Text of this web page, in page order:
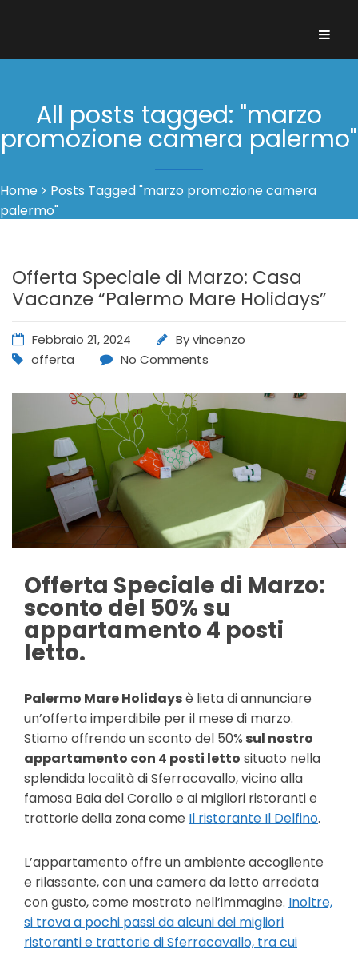
All posts tagged: "marzo
promozione camera palermo"
Home
Posts Tagged "marzo promozione camera
palermo"
Offerta Speciale di Marzo: Casa
Vacanze “Palermo Mare Holidays”
Febbraio 21, 2024 Byvincenzo
offerta
No Comments
Offerta Speciale di Marzo:
sconto del 50% su
appartamento 4 posti
letto.
Palermo Mare Holidaysè lieta di annunciare
un’offerta imperdibile per il mese di marzo.
Stiamo offrendo unsconto del 50% sul nostro
appartamento con 4 posti letto situato nella
splendida località diSferracavallo, vicino alla
famosa Baia del Corallo e ai migliori ristoranti e
trattorie della zona come Il ristorante Il Delfino.
L’appartamento offre un ambiente accogliente
e rilassante, con una camera da letto arredata
con gusto, come mostrato nell’immagine. Inoltre,
si trova a pochi passi da alcuni dei migliori
ristoranti e trattorie di Sferracavallo, tra cui